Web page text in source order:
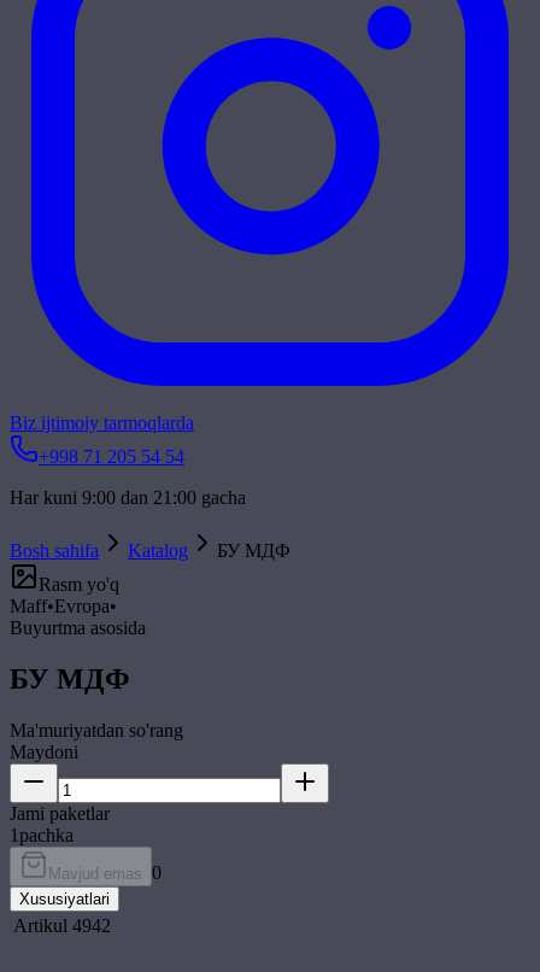
Biz ijtimoiy tarmoqlarda
+998 71 205 54 54
Har kuni 9:00 dan 21:00 gacha
Bosh sahifa Katalog
БУ МДФ
Rasm yo'q
Maff•Evropa•
Buyurtma asosida
БУ МДФ
Ma'muriyatdan so'rang
Maydoni
Jami paketlar
1pachka
Mavjud emas 0
Xususiyatlari
Artikul 4942